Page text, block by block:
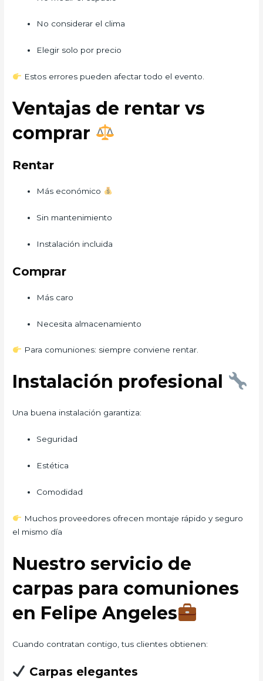
No considerar el clima
Elegir solo por precio
Estos errores pueden afectar todo el evento.
Ventajas de rentar vs
comprar
Rentar
Más económico
Sin mantenimiento
Instalación incluida
Comprar
Más caro
Necesita almacenamiento
Para comuniones: siempre conviene rentar.
Instalación profesional
Una buena instalación garantiza:
Seguridad
Estética
Comodidad
Muchos proveedores ofrecen montaje rápido y seguro
el mismo día
Nuestro servicio de
carpas para comuniones
en Felipe Angeles
Cuando contratan contigo, tus clientes obtienen:
Carpas elegantes